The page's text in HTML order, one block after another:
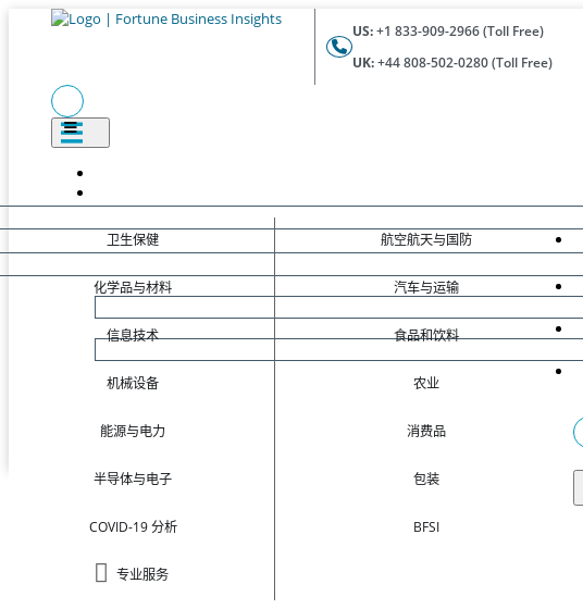
US:+1 833-909-2966 (Toll Free)
UK:+44 808-502-0280 (Toll Free)
卫生保健
化学品与材料
信息技术
机械设备
能源与电力
半导体与电子
COVID-19 分析
专业服务
航空航天与国防
汽车与运输
食品和饮料
农业
消费品
包装
BFSI